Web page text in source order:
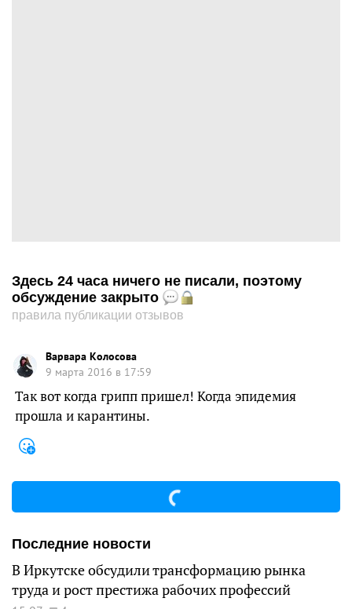
Здесь 24 часа ничего не писали, поэтому
обсуждение закрыто
правила публикации отзывов
Варвара Колосова
9 марта 2016 в 17:59
Так вот когда грипп пришел! Когда эпидемия
прошла и карантины.
Последние новости
В Иркутске обсудили трансформацию рынка
труда и рост престижа рабочих профессий